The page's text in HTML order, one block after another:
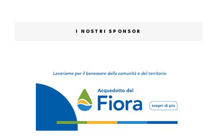
I NOSTRI SPONSOR